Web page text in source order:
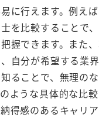
に行えます。例え
を比較することで
握できます。また
自分が希望する業
ることで、無理の
ような具体的な比
得感のあるキャリ